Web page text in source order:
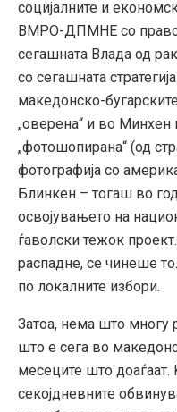
социјалните и
ВМРО-ДПМНЕ со право
сегашната Влада од
со сегашната
македонско-
„оверена“ и во
„фотошопирана“ (од
фотографија со
Блинкен – тогаш во
освојувањето на
ѓаволски тежок
распадне, се чинеше
по локалните избори.
Затоа, нема што многу
што е сега во
месеците што доаѓаат.
секојдневните